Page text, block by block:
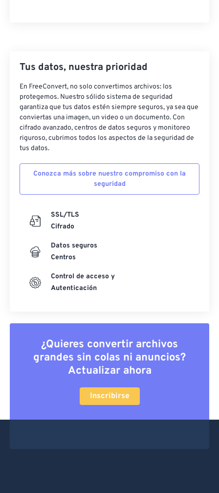
Tus datos, nuestra prioridad
En FreeConvert, no solo convertimos archivos: los
protegemos. Nuestro sólido sistema de seguridad
garantiza que tus datos estén siempre seguros, ya sea que
conviertas una imagen, un video o un documento. Con
cifrado avanzado, centros de datos seguros y monitoreo
riguroso, cubrimos todos los aspectos de la seguridad de
tus datos.
Conozca más sobre nuestro compromiso con la
seguridad
SSL/TLS
Cifrado
Datos seguros
Centros
Control de acceso y
Autenticación
¿Quieres convertir archivos
grandes sin colas ni anuncios?
Actualizar ahora
Inscribirse